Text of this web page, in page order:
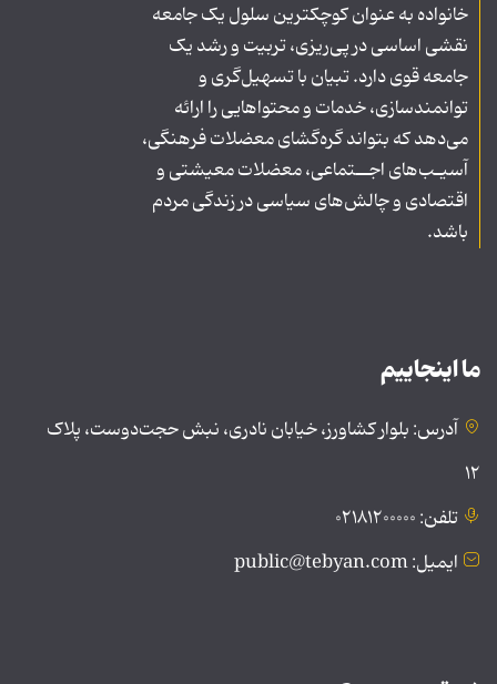
خانواده به عنوان کوچکترین سلول یک جامعه
نقشی اساسی در پی‌ریزی، تربیت و رشد یک
جامعه قوی دارد. تبیان با تسهیل‌گری و
توانمندسازی، خدمات و محتواهایی را ارائه
می‌دهد که بتواند گره‌گشای معضلات فرهنگی،
آسیـب‌های اجــتماعی، معضلات معیشتی و
اقتصادی و چالش‌های سیاسی در زندگی مردم
باشد.
ما اینجاییم
آدرس: بلوار کشاورز، خیابان نادری، نبش حجت‌دوست، پلاک
۱۲
تلفن: ۰۲۱۸۱۲۰۰۰۰۰
ایمیل: public@tebyan.com